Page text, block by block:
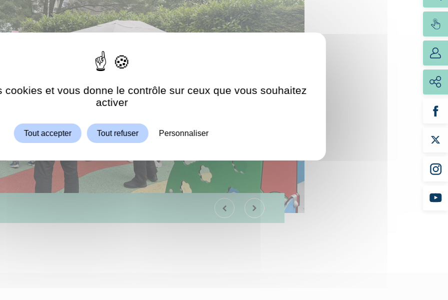
Autoriser
cookies et vous donne le contrôle sur ceux que vous souhaitez
activer
Tout accepter Tout refuser Personnaliser